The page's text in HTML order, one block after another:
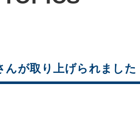
んが取り上げられました